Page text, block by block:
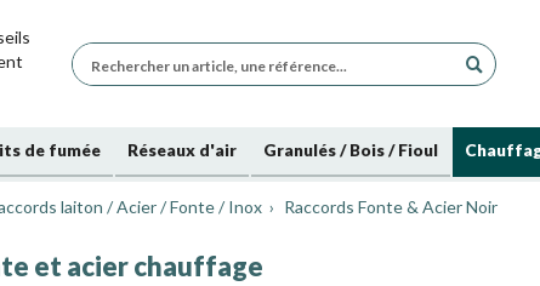
de fumée Réseaux d'air Granulés / Bois / Fioul
laiton / Acier / Fonte / Inox Raccords Fonte & Acier Noir
et acier chauffage